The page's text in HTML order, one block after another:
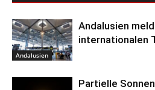
Andalusien
Andalusien
internationalen
Partielle